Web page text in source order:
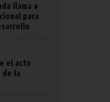
llama a
para
el acto
de la